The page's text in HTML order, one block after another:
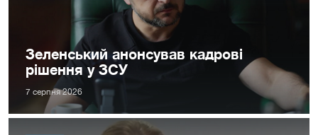
Зеленський анонсував кадрові
рішення у ЗСУ
7 серпня 2026